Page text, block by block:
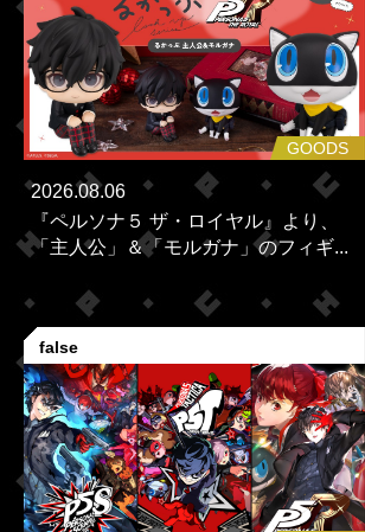
GOODS
2026.08.06
『ペルソナ５ ザ・ロイヤル』より、
「主人公」＆「モルガナ」のフィギ...
false